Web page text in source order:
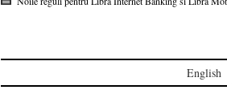
English